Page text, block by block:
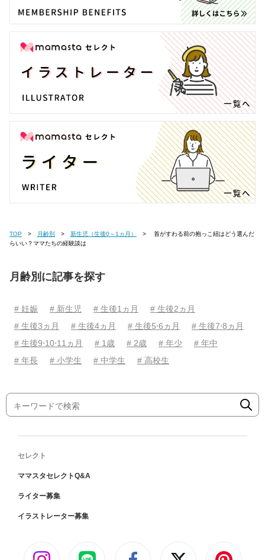
TOP 月齢別 新生児（生後0～1ヵ月）
らいい？ママたちの経験談は
月齢別に記事を探す
# 妊娠 # 新生児 # 生後1ヵ月
# 生後2ヵ月
# 生後3ヵ月
# 生後4ヵ月 # 生後5⋅6ヵ月
# 生後7⋅8ヵ月
# 生後9⋅10⋅11ヵ月
# 1歳 # 2歳 # 年少
# 年中
# 年長
# 小学生 # 中学生 # 高校生
セレクト
ママスタセレクトQ&A
ライター募集
イラストレーター募集